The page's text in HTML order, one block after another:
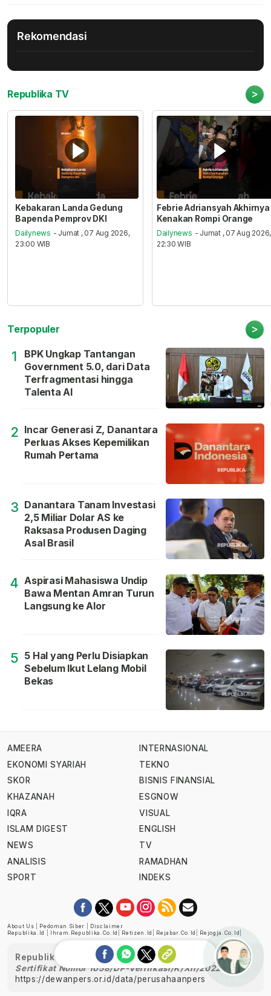
Rekomendasi
Republika TV >
Kebakaran Landa Gedung
Bapenda Pemprov DKI
Dailynews - Jumat , 07 Aug 2026,
23:00 WIB
Febrie Adriansyah Akhirnya
Kenakan Rompi Orange
Dailynews - Jumat , 07 Aug 2026,
22:30 WIB
Terpopuler >
1
BPK Ungkap Tantangan
Government 5.0, dari Data
Terfragmentasi hingga
Talenta AI
2 Incar Generasi Z, Danantara
Perluas Akses Kepemilikan
Rumah Pertama
3 Danantara Tanam Investasi
2,5 Miliar Dolar AS ke
Raksasa Produsen Daging
Asal Brasil
4 Aspirasi Mahasiswa Undip
Bawa Mentan Amran Turun
Langsung ke Alor
5 5 Hal yang Perlu Disiapkan
Sebelum Ikut Lelang Mobil
Bekas
AMEERA
EKONOMI SYARIAH
SKOR
KHAZANAH
IQRA
ISLAM DIGEST
NEWS
ANALISIS
SPORT
INTERNASIONAL
TEKNO
BISNIS FINANSIAL
ESGNOW
VISUAL
ENGLISH
TV
RAMADHAN
INDEKS
About Us Pedoman Siber
Disclaimer
Republika.id
Ihram.republika.co.id Retizen.id Rejabar.co.id Rejogja.co.id
Republika telah diverifikasi oleh Dewan Pers
Sertifikat Nomor 1058/DP-Verifikasi/K/XII/2022
https://dewanpers.or.id/data/perusahaanpers